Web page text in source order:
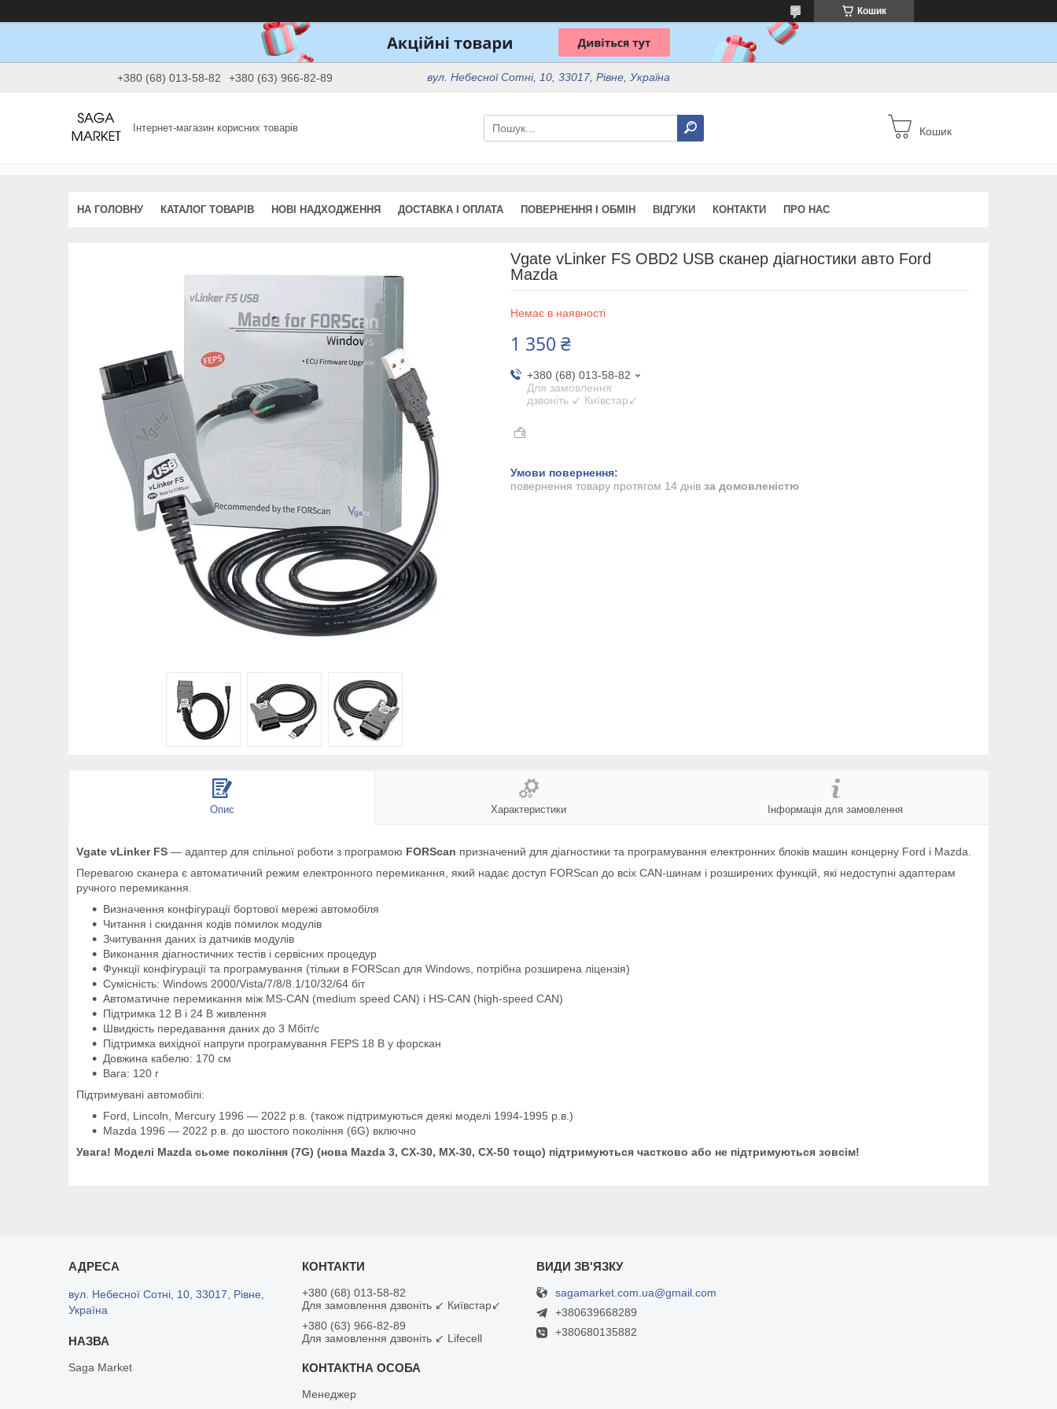
Кошик
+380 (68) 013-58-82 +380 (63) 966-82-89 вул. Небесної Сотні, 10, 33017, Рівне, Україна
Інтернет-магазин корисних товарів Кошик
НА ГОЛОВНУ КАТАЛОГ ТОВАРІВ НОВІ НАДХОДЖЕННЯ ДОСТАВКА І ОПЛАТА ПОВЕРНЕННЯ І ОБМІН ВІДГУКИ КОНТАКТИ ПРО НАС
Vgate vLinker FS OBD2 USB сканер діагностики авто Ford
Mazda
Немає в наявності
1 350 ₴
+380 (68) 013-58-82
Для замовлення
дзвоніть ↙ Київстар↙
повернення товару протягом 14 днів за домовленістю
Опис Характеристики Інформація для замовлення
Vgate vLinker FS — адаптер для спільної роботи з програмою FORScan призначений для діагностики та програмування електронних блоків машин концерну Ford і Mazda.
Перевагою сканера є автоматичний режим електронного перемикання, який надає доступ FORScan до всіх CAN-шинам і розширених функцій, які недоступні адаптерам
ручного перемикання.
Визначення конфігурації бортової мережі автомобіля
Читання і скидання кодів помилок модулів
Зчитування даних із датчиків модулів
Виконання діагностичних тестів і сервісних процедур
Функції конфігурації та програмування (тільки в FORScan для Windows, потрібна розширена ліцензія)
Сумісність: Windows 2000/Vista/7/8/8.1/10/32/64 біт
Автоматичне перемикання між MS-CAN (medium speed CAN) і HS-CAN (high-speed CAN)
Підтримка 12 В і 24 В живлення
Швидкість передавання даних до 3 Мбіт/с
Підтримка вихідної напруги програмування FEPS 18 В у форскан
Довжина кабелю: 170 см
Вага: 120 г
Підтримувані автомобілі:
Ford, Lincoln, Mercury 1996 — 2022 р.в. (також підтримуються деякі моделі 1994-1995 р.в.)
Mazda 1996 — 2022 р.в. до шостого покоління (6G) включно
Увага! Моделі Mazda сьоме покоління (7G) (нова Mazda 3, CX-30, MX-30, CX-50 тощо) підтримуються частково або не підтримуються зовсім!
вул. Небесної Сотні, 10, 33017, Рівне,
Україна
Saga Market
+380 (68) 013-58-82
Для замовлення дзвоніть ↙ Київстар↙
+380 (63) 966-82-89
Для замовлення дзвоніть ↙ Lifecell
Менеджер
sagamarket.com.ua@gmail.com
+380639668289
+380680135882